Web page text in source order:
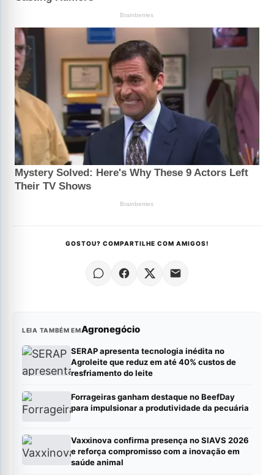
GOSTOU? COMPARTILHE COM AMIGOS!
LEIA TAMBÉM EMAgronegócio
SERAP apresenta tecnologia inédita no
Agroleite que reduz em até 40% custos de
resfriamento do leite
Forrageiras ganham destaque no BeefDay
para impulsionar a produtividade da pecuária
Vaxxinova confirma presença no SIAVS 2026
e reforça compromisso com a inovação em
saúde animal